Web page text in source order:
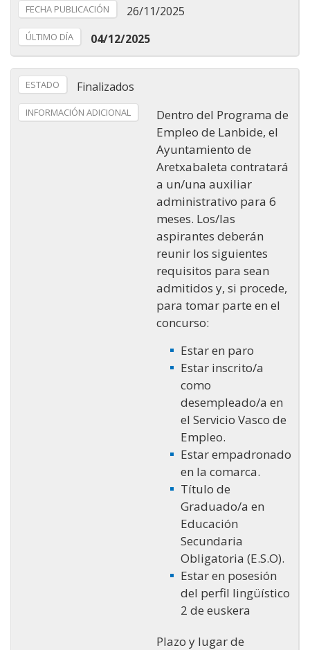
FECHA PUBLICACIÓN 26/11/2025
ÚLTIMO DÍA 04/12/2025
ESTADO Finalizados
INFORMACIÓN ADICIONAL
Dentro del Programa de
Empleo de Lanbide, el
Ayuntamiento de
Aretxabaleta contratará
a un/una auxiliar
administrativo para 6
meses. Los/las
aspirantes deberán
reunir los siguientes
requisitos para sean
admitidos y, si procede,
para tomar parte en el
concurso:
Estar en paro
Estar inscrito/a
como
desempleado/a en
el Servicio Vasco de
Empleo.
Estar empadronado
en la comarca.
Título de
Graduado/a en
Educación
Secundaria
Obligatoria (E.S.O).
Estar en posesión
del perfil lingüístico
2 de euskera
Plazo y lugar de